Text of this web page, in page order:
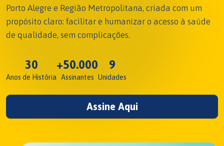
Porto Alegre e Região Metropolitana, criada com um
propósito claro: facilitar e humanizar o acesso à saúde
de qualidade, sem complicações.
30
Anos de História
+50.000
Assinantes
9
Unidades
Assine Aqui